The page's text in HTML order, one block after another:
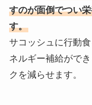
すのが面倒でつい
す。
サコッシュに行動
ネルギー補給がで
クを減らせます。